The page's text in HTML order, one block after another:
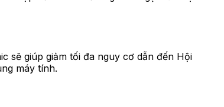
sẽ giúp giảm tối đa nguy cơ dẫn đến Hội
máy tính.